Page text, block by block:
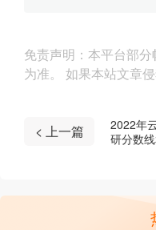
免责声明：本平台部
为准。 如果本站文章
< 上一篇
2022年
研分数